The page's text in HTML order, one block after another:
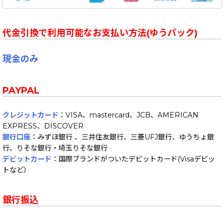
代金引換で利用可能なお支払い方法(ゆうパック)
現金のみ
PAYPAL
クレジットカード ：VISA、mastercard、JCB、AMERICAN
EXPRESS、DISCOVER
銀行口座 ：みずほ銀行 、三井住友銀行、三菱UFJ銀行、ゆうちょ銀
行、りそな銀行・埼玉りそな銀行
デビットカード ：国際ブランドがついたデビットカード(Visaデビッ
トなど）
銀行振込